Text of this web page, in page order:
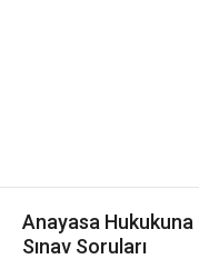
Anayasa Hukukuna
Sınav Soruları